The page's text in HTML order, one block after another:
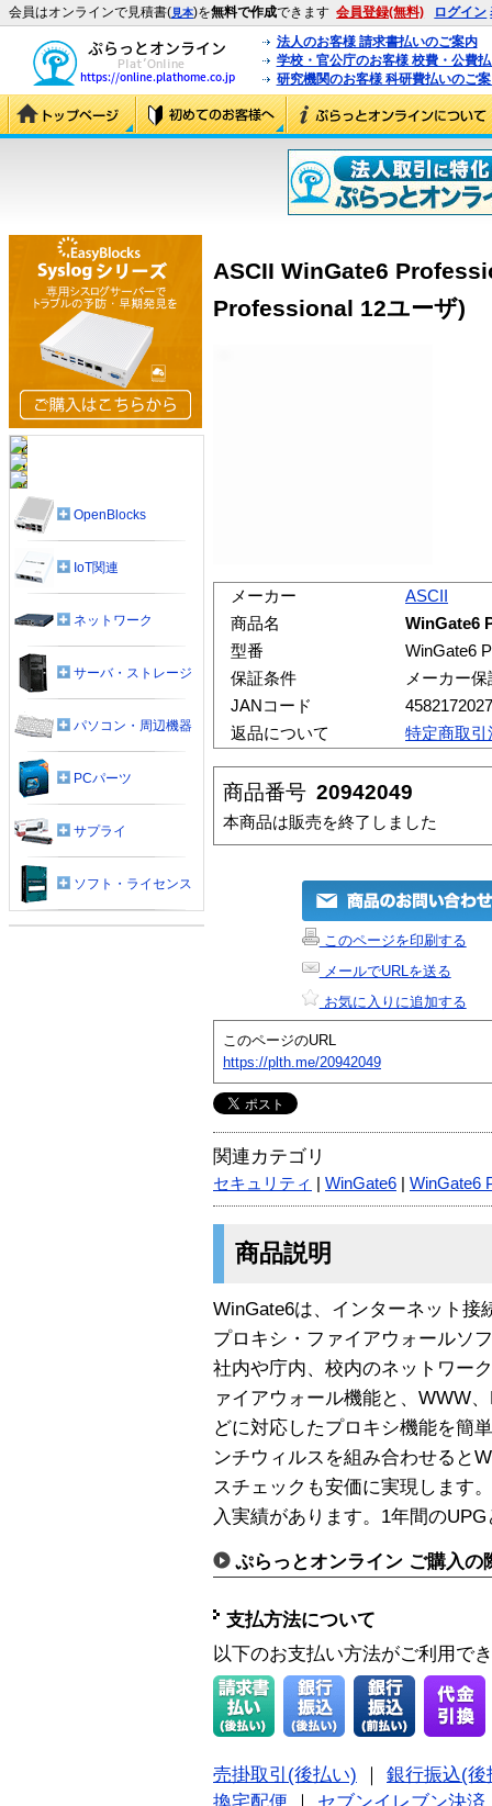
会員はオンラインで見積書(見本)を無料で作成できます 会員登録(無料) ログイン
法人のお客様 請求書払いのご案内
学校・官公庁のお客様 校費・公費
研究機関のお客様 科研費払いのご
ASCII WinGate6
Professional 12ユーザ)
メーカー
ASCII
商品名
WinGate6
型番
WinGate6
保証条件
メーカー保
JANコード
返品について
特定商取
商品番号 20942049
本商品は販売を終了しました
このページを印刷する
メールでURLを送る
お気に入りに追加する
このページのURL
https://plth.me/20942049
関連カテゴリ
セキュリティ WinGate6 WinGate6
商品説明
WinGate6は、インターネット接
プロキシ・ファイアウォールソ
社内や庁内、校内のネットワー
ァイアウォール機能と、WWW
どに対応したプロキシ機能を簡
ンチウィルスを組み合わせると
スチェックも安価に実現します
入実績があります。1年間の
ぷらっとオンライン ご購入の
支払方法について
以下のお支払い方法がご利用で
売掛取引(後払い)
銀行振込(後
OpenBlocks
IoT関連
ネットワーク
サーバ・ストレージ
パソコン・周辺機器
PCパーツ
サプライ
ソフト・ライセンス